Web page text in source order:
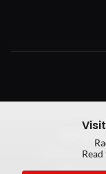
Privacy
Privacy